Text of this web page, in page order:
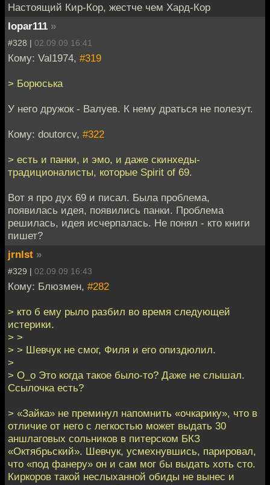
Настоящий Кир-Кор, жестче чем Хард-Кор
lopar111 »
#328 | 02.09.09 16:41
Кому: Val1974, #319
> Борюська
У него дружок - Валуев. К нему драться не полезут.
Кому: doutorcv, #322
> есть и панки, и эмо, и даже скинхеды-
традиционалисты, которые Spirit of 69.
Вот я про дух 69 и писал. Была проблема,
появилась идея, появились панки. Проблема
решилась, идея исчерпалась. Не понял - кто книги
пишет?
jrnlst »
#329 | 02.09.09 16:43
Кому: Блюзмен, #282
> кто б ему рыло разбил во время следующей
истерики.
> >
> > Шевчук не смог, Филя и его опиздюлил.
>
> O_o Это когда такое было-то? Даже не слышал.
Ссылочка есть?
> «Зайка» не преминул напомнить «очкарику», что в
отличие от него с легкостью может выдать 30
аншлаговых сольников в питерском БКЗ
«Октябрьский». Шевчук, усмехнувшись, парировал,
что «под фанеру» он и сам мог бы выдать хоть сто.
Киркоров такой неслыханной обиды не вынес и